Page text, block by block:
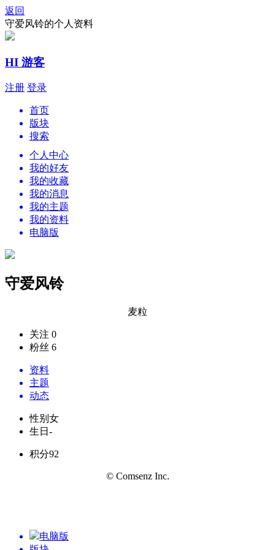
返回
守爱风铃的个人资料
HI 游客
注册 登录
首页
版块
搜索
个人中心
我的好友
我的收藏
我的消息
我的主题
我的资料
电脑版
守爱风铃
麦粒
关注 0
粉丝 6
资料
主题
动态
性别 女
生日 -
积分92
© Comsenz Inc.
电脑版